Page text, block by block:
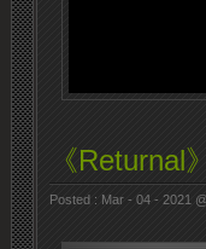
《
Posted : Mar - 04 - 2021